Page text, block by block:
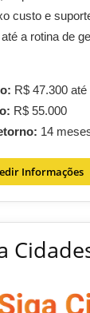
custo e
a rotina de
R$ 47.300
R$ 55.000
14
Informações